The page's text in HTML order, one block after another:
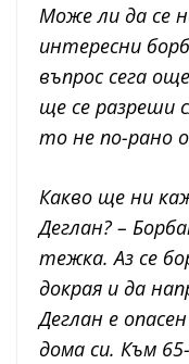
Може ли да се
интересни
въпрос сега
ще се разреши
то не по-рано
Какво ще ни
Деглан? –
тежка. Аз се
докрая и да
Деглан е
дома си. Към